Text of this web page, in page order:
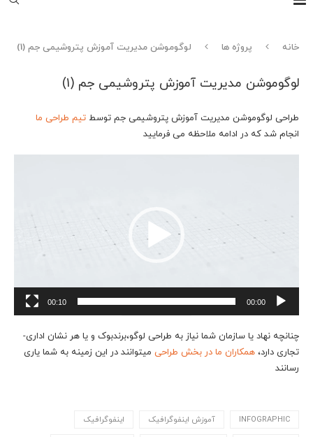
خانه پروژه ها لوگوموشن مدیریت آموزش پتروشیمی جم (1)
لوگوموشن مدیریت آموزش پتروشیمی جم (1)
طراحی لوگوموشن مدیریت آموزش پتروشیمی جم توسط تیم طراحی ما
انجام شد که در ادامه ملاحظه می فرمایید
00:00
00:10
چنانچه نهاد یا سازمان شما نیاز به طراحی لوگو،برندبوک و یا هر نشان اداری-
تجاری دارد، همکاران ما در بخش طراحی میتوانند در این زمینه به شما یاری
رسانند
INFOGRAPHIC آموزش اینفوگرافیک اینفوگرافیک